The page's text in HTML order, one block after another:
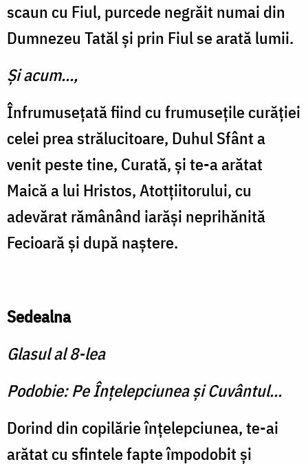
scaun cu Fiul, purcede negrăit numai din
Dumnezeu Tatăl și prin Fiul se arată lumii.
Și acum...,
Înfrumusețată fiind cu frumusețile curăției
celei prea strălucitoare, Duhul Sfânt a
venit peste tine, Curată, și te-a arătat
Maică a lui Hristos, Atotțiitorului, cu
adevărat rămânând iarăși neprihănită
Fecioară și după naștere.
Sedealna
Glasul al 8-lea
Podobie: Pe Înțelepciunea și Cuvântul...
Dorind din copilărie înțelepciunea, te-ai
arătat cu sfintele fapte împodobit și